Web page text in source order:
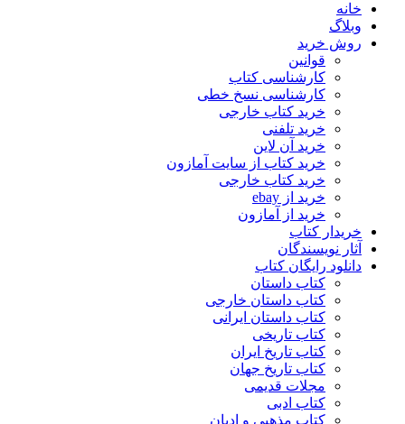
خانه
وبلاگ
روش خرید
قوانین
کارشناسی کتاب
کارشناسی نسخ خطی
خرید کتاب خارجی
خرید تلفنی
خرید آن لاین
خرید کتاب از سایت آمازون
خرید کتاب خارجی
خرید از ebay
خرید از آمازون
خریدار کتاب
آثار نویسندگان
دانلود رایگان کتاب
کتاب داستان
کتاب داستان خارجی
کتاب داستان ایرانی
کتاب تاریخی
کتاب تاریخ ایران
کتاب تاریخ جهان
مجلات قدیمی
کتاب ادبی
کتاب مذهبی و ادیان